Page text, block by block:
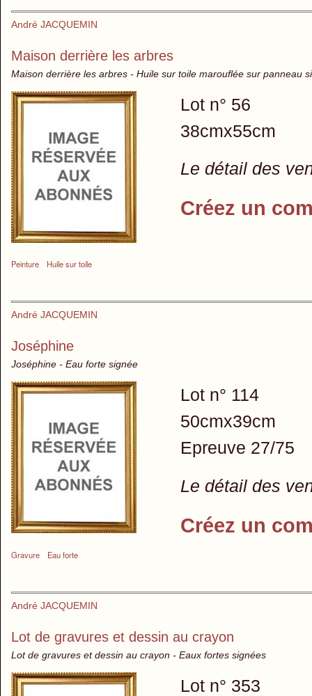
André JACQUEMIN
Maison derrière les arbres
Maison derrière les arbres - Huile sur toile marouflée sur panneau
Peinture Huile sur toile
Lot n° 56
38cmx55cm
Le détail des
Créez un
André JACQUEMIN
Joséphine
Joséphine - Eau forte signée
Gravure Eau forte
Lot n° 114
50cmx39cm
Epreuve 27/75
Le détail des
Créez un
André JACQUEMIN
Lot de gravures et dessin au crayon
Lot de gravures et dessin au crayon - Eaux fortes signées
Lot n° 353